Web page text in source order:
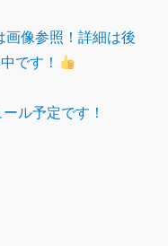
像参照！詳細は後
です！
ル予定です！